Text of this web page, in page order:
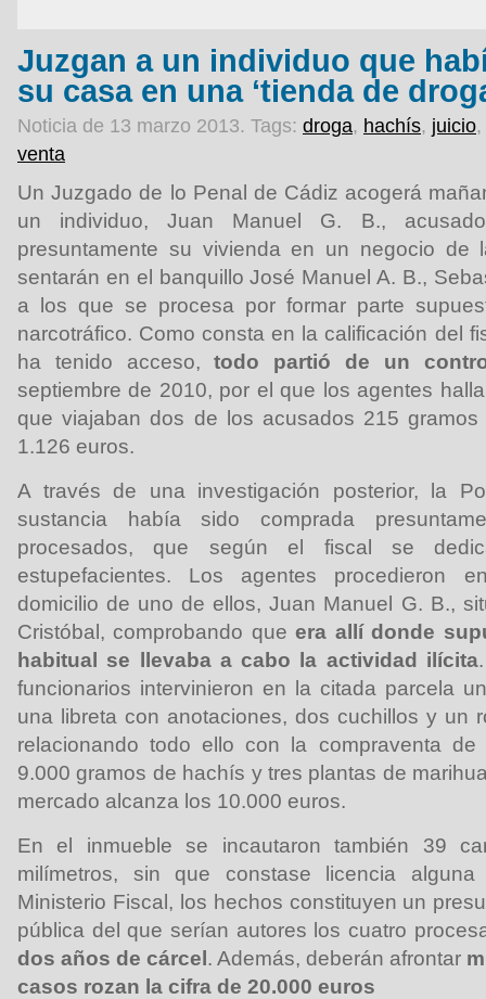
Juzgan a un individuo que
su casa en una ‘tienda de
Noticia de 13 marzo 2013. Tags: droga, hachís, juicio,
venta
Un Juzgado de lo Penal de Cádiz acogerá
un individuo, Juan Manuel G. B.,
presuntamente su vivienda en un negocio
sentarán en el banquillo José Manuel A. B.,
a los que se procesa por formar parte
narcotráfico. Como consta en la calificación del
ha tenido acceso,todo partió de un
septiembre de 2010, por el que los agentes
que viajaban dos de los acusados 215
1.126 euros.
A través de una investigación posterior, la
sustancia había sido comprada
procesados, que según el fiscal se
estupefacientes. Los agentes procedieron
domicilio de uno de ellos, Juan Manuel G. B.,
Cristóbal, comprobando que era allí donde
habitual se llevaba a cabo la actividad ilícita
funcionarios intervinieron en la citada parcela
una libreta con anotaciones, dos cuchillos y un
relacionando todo ello con la compraventa
9.000 gramos de hachís y tres plantas de
mercado alcanza los 10.000 euros.
En el inmueble se incautaron también 39
milímetros, sin que constase licencia
Ministerio Fiscal, los hechos constituyen un
pública del que serían autores los cuatro
dos años de cárcel . Además, deberán afrontar
casos rozan la cifra de 20.000 euros